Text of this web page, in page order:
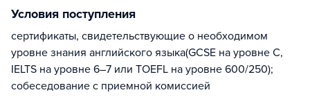
Условия поступления
сертификаты, свидетельствующие о необходимом
уровне знания английского языка(GCSE на уровне C,
IELTS на уровне 6–7 или TOEFL на уровне 600/250);
собеседование с приемной комиссией